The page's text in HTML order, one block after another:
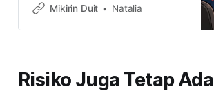
margin call karena repo saham
Kira-kira gimana nasibnya ke
Mikirin Duit Natalia
Risiko Juga Tetap Ada